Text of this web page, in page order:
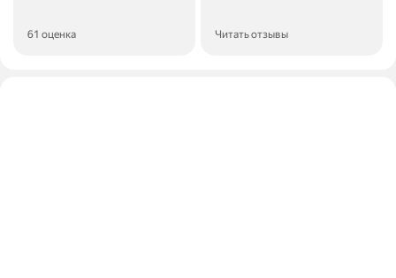
61 оценка Читать отзывы